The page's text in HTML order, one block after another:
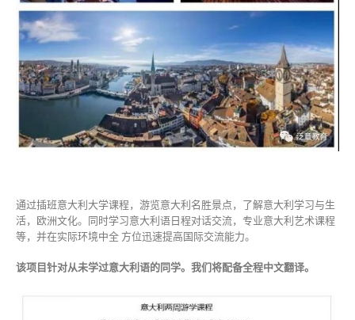
通过插班意大利大学课程，游览意大利名胜景点，了解意大利学习与生
活，欧洲文化。同时学习意大利语日程对话交流，专业意大利艺术课程
等，并在实际环境中全 方位迅速提高国际交流能力。
该项目针对从未学过意大利语的同学。我们将配备全程中文翻译。